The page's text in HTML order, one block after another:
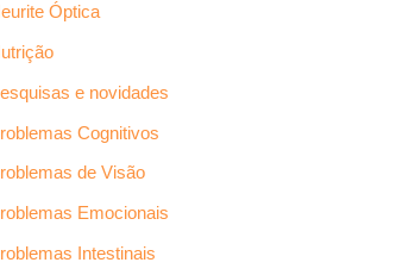
Óptica
e novidades
Cognitivos
de Visão
Emocionais
Intestinais